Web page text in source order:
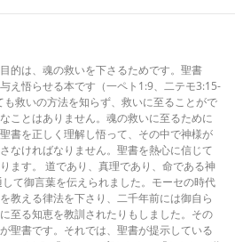
的は、魂の救いを下さるためです。聖書
え悟らせる本です（一ペト1:9、二テモ3:15-
救いの方法を知らず、救いに至ることがで
ことはありません。魂の救いに至るために
書を正しく理解し悟って、その中で神様が
なければなりません。聖書を熱心に信じて
ます。 道であり、真理であり、命である神
て御言葉を伝えられました。モーセの時代
教える律法を下さり、二千年前には御自ら
至る知恵を教訓されたりもしました。その
聖書です。それでは、聖書が提示している